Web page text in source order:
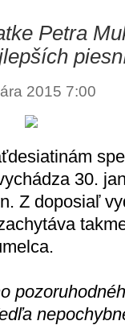
Petra
2015 7:00
30.
Z doposiaľ